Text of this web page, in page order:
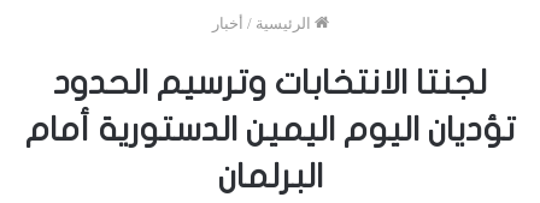
الرئيسية / أخبار
لجنتا الانتخابات وترسيم الحدود
تؤديان اليوم اليمين الدستورية أمام
البرلمان